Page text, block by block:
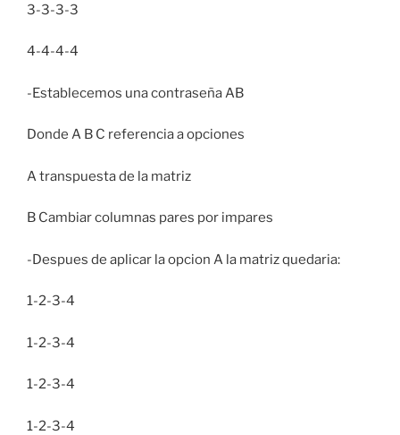
3-3-3-3
4-4-4-4
-Establecemos una contraseña AB
Donde A B C referencia a opciones
A transpuesta de la matriz
B Cambiar columnas pares por impares
-Despues de aplicar la opcion A la matriz quedaria:
1-2-3-4
1-2-3-4
1-2-3-4
1-2-3-4